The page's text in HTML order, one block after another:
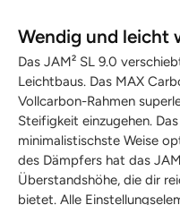
Wendig und leicht
Das JAM² SL 9.0
Leichtbaus. Das MAX
Vollcarbon-Rahmen
Steifigkeit einzugehen.
minimalistischste Weise
des Dämpfers hat das
Überstandshöhe, die dir
bietet. Alle